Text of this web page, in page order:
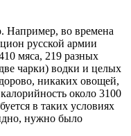
Например, во времена
русской армии
мяса, 219 разных
чарки) водки и целых
никаких овощей,
около 3100
в таких условиях
нужно было